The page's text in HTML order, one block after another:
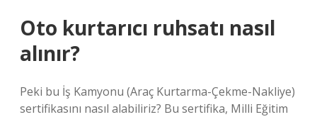
Oto kurtarıcı ruhsatı nasıl
alınır?
Peki bu İş Kamyonu (Araç Kurtarma-Çekme-Nakliye)
sertifikasını nasıl alabiliriz? Bu sertifika, Milli Eğitim